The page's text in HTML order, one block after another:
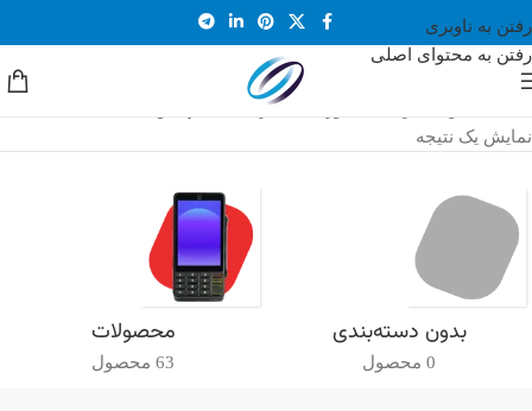
رفتن به ناوبری
رفتن به محتوای اصلی
محصولات برچسب خورده “باطری داخلی پکس S90”
نمایش یک نتیجه
بدون دسته‌بندی
0 محصول
محصولات
63 محصول